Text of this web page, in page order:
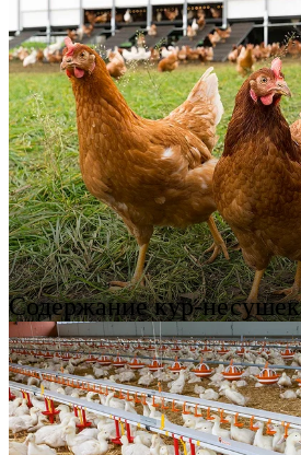
Содержание кур-несушек